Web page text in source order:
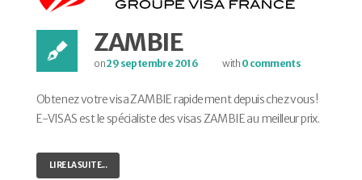
ZAMBIE
on29 septembre 2016 with 0 comments
Obtenez votre visa ZAMBIE rapidement depuis chez vous !
E-VISAS est le spécialiste des visas ZAMBIE au meilleur prix.
LIRE LA SUITE...